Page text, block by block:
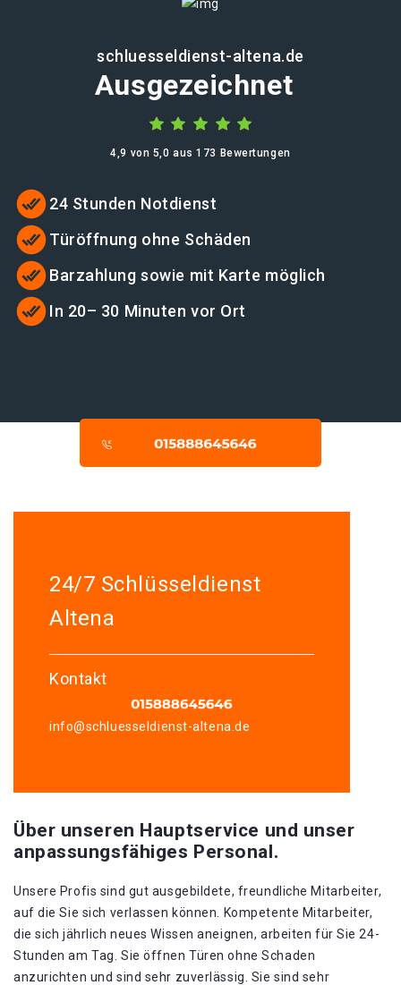
schluesseldienst-altena.de
Ausgezeichnet
4,9 von 5,0 aus 173 Bewertungen
24 Stunden Notdienst
Türöffnung ohne Schäden
Barzahlung sowie mit Karte möglich
In 20– 30 Minuten vor Ort
24/7 Schlüsseldienst
Altena
Kontakt
info@schluesseldienst-altena.de
Über unseren Hauptservice und unser
anpassungsfähiges Personal.
Unsere Profis sind gut ausgebildete, freundliche Mitarbeiter,
auf die Sie sich verlassen können. Kompetente Mitarbeiter,
die sich jährlich neues Wissen aneignen, arbeiten für Sie 24-
Stunden am Tag. Sie öffnen Türen ohne Schaden
anzurichten und sind sehr zuverlässig. Sie sind sehr